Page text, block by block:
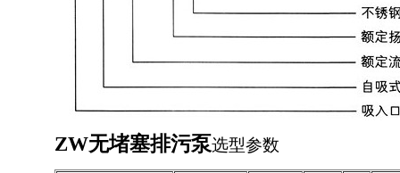
ZW无堵塞排污泵选型参数